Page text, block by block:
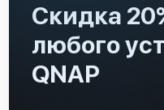
Скидка
любого
QNAP